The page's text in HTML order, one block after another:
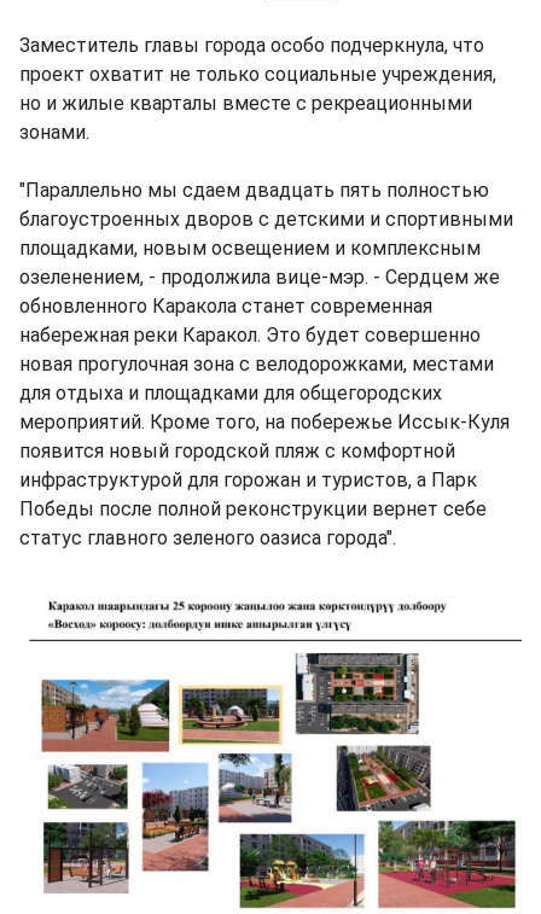
Заместитель главы города особо подчеркнула, что
проект охватит не только социальные учреждения,
но и жилые кварталы вместе с рекреационными
зонами.
"Параллельно мы сдаем двадцать пять полностью
благоустроенных дворов с детскими и спортивными
площадками, новым освещением и комплексным
озеленением, - продолжила вице-мэр. - Сердцем же
обновленного Каракола станет современная
набережная реки Каракол. Это будет совершенно
новая прогулочная зона с велодорожками, местами
для отдыха и площадками для общегородских
мероприятий. Кроме того, на побережье Иссык-Куля
появится новый городской пляж с комфортной
инфраструктурой для горожан и туристов, а Парк
Победы после полной реконструкции вернет себе
статус главного зеленого оазиса города".